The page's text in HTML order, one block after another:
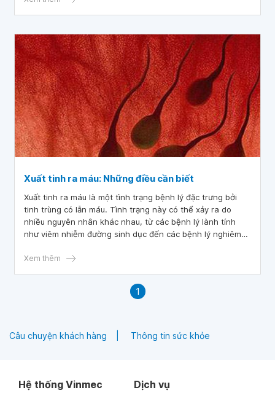
Xuất tinh ra máu: Những điều cần biết
Xuất tinh ra máu là một tình trạng bệnh lý đặc trưng bởi
tinh trùng có lẫn máu. Tình trạng này có thể xảy ra do
nhiều nguyên nhân khác nhau, từ các bệnh lý lành tính
như viêm nhiễm đường sinh dục đến các bệnh lý nghiêm
đòi hỏi sự đánh giá toàn diện từ các chuyên gia y tế.
Xem thêm
1
Câu chuyện khách hàng Thông tin sức khỏe
Hệ thống Vinmec Dịch vụ